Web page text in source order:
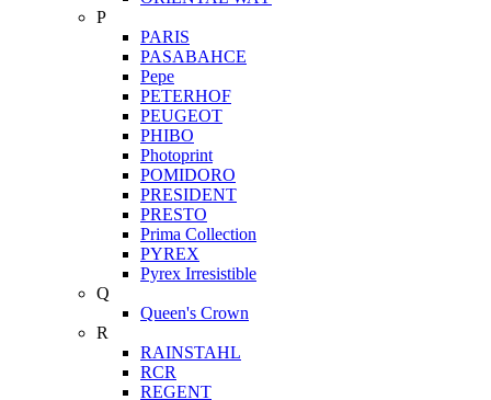
P
PARIS
PASABAHCE
Pepe
PETERHOF
PEUGEOT
PHIBO
Photoprint
POMIDORO
PRESIDENT
PRESTO
Prima Collection
PYREX
Pyrex Irresistible
Q
Queen's Crown
R
RAINSTAHL
RCR
REGENT